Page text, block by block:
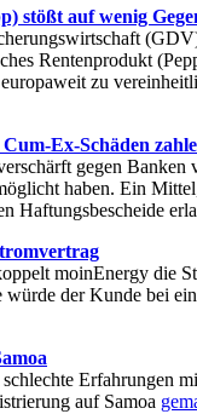
stößt auf wenig
Rentenprodukt
zu
Ex-Schäden
gegen Banken
haben. Ein
Haftungsbescheide
moinEnergy die
der Kunde bei
Erfahrungen
auf Samoa